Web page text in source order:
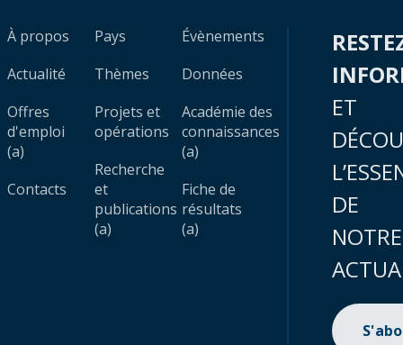
À propos
Actualité
Offres
d'emploi
(a)
Contacts
Pays
Thèmes
Projets et
opérations
Recherche
et
publications
(a)
Évènements
Données
Académie des
connaissances
(a)
Fiche de
résultats
(a)
ET
DE
NOTRE